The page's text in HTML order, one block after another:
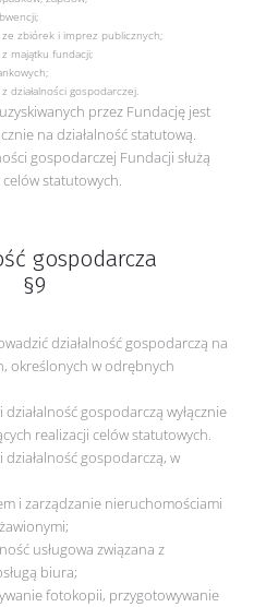
zbiórek i imprez publicznych;
majątku fundacji;
działalności gospodarczej.
przez Fundację jest
na działalność statutową.
gospodarczej Fundacji służą
celów statutowych.
gospodarcza
§9
działalność gospodarczą na
określonych w odrębnych
gospodarczą wyłącznie
realizacji celów statutowych.
gospodarczą, w
i zarządzanie nieruchomościami
usługowa związana z
biura;
fotokopii, przygotowywanie